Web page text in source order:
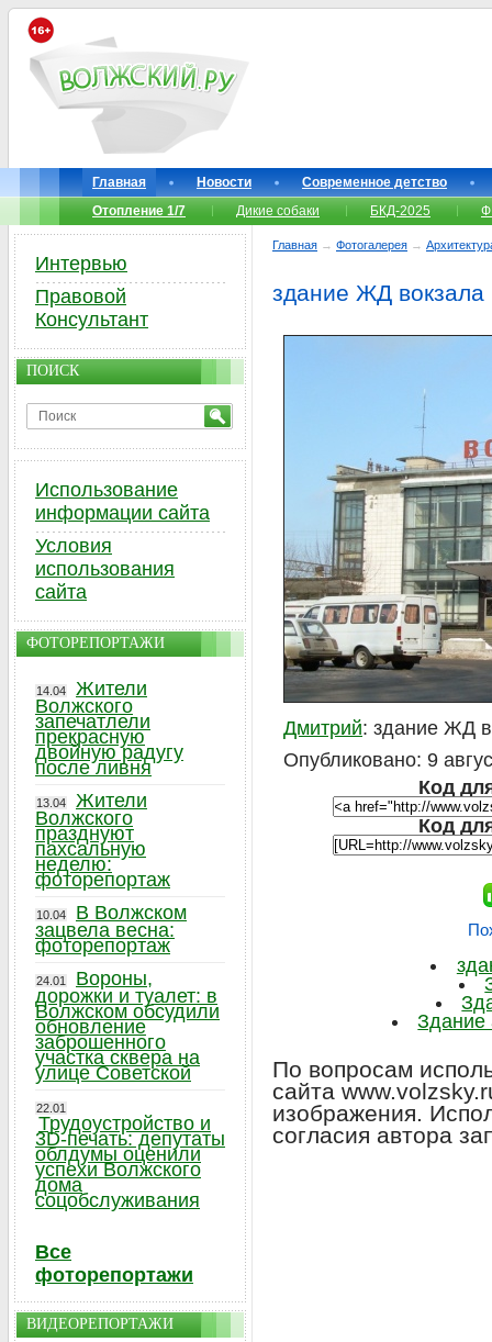
Главная Новости
Современное детство
Отопление 1/7
Дикие собаки БКД-2025
Главная → Фотогалерея →
здание ЖД вокзала
Дмитрий: здание ЖД
Опубликовано: 9
Код
Код
Здание
По вопросам
сайта
изображения.
согласия автора
Интервью
Правовой
Консультант
ПОИСК
Использование
информации сайта
Условия
использования
сайта
ФОТОРЕПОРТАЖИ
14.04
Жители
Волжского
запечатлели
прекрасную
двойную радугу
после ливня
13.04
Жители
Волжского
празднуют
пахсальную
неделю:
фоторепортаж
10.04
В Волжском
зацвела весна:
фоторепортаж
24.01
Вороны,
дорожки и туалет: в
Волжском обсудили
обновление
заброшенного
участка сквера на
улице Советской
22.01
Трудоустройство и
3D-печать: депутаты
облдумы оценили
успехи Волжского
дома
соцобслуживания
Все
фоторепортажи
ВИДЕОРЕПОРТАЖИ